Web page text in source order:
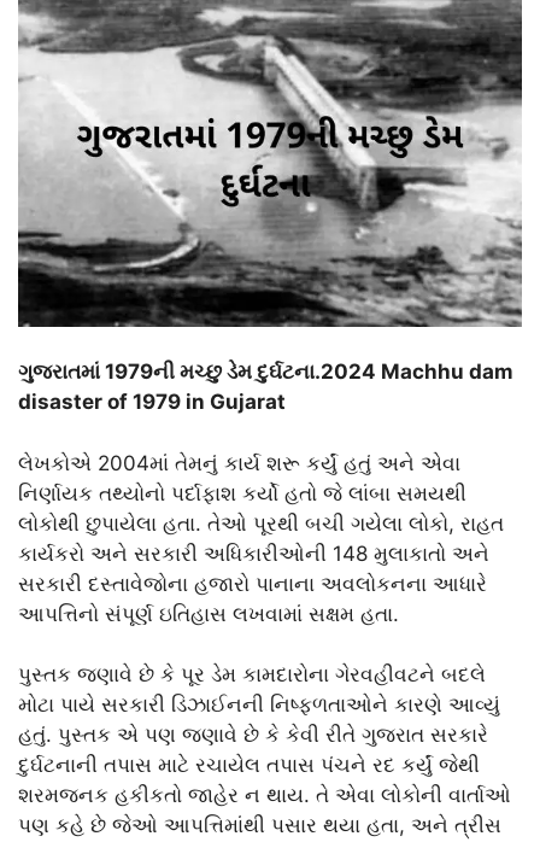
ગુજરાતમાં 1979ની મચ્છુ ડેમ દુર્ઘટના.2024 Machhu dam
disaster of 1979 in Gujarat
લેખકોએ 2004માં તેમનું કાર્ય શરૂ કર્યું હતું અને એવા
નિર્ણાયક તથ્યોનો પર્દાફાશ કર્યો હતો જે લાંબા સમયથી
લોકોથી છુપાયેલા હતા. તેઓ પૂરથી બચી ગયેલા લોકો, રાહત
કાર્યકરો અને સરકારી અધિકારીઓની 148 મુલાકાતો અને
સરકારી દસ્તાવેજોના હજારો પાનાના અવલોકનના આધારે
આપત્તિનો સંપૂર્ણ ઇતિહાસ લખવામાં સક્ષમ હતા.
પુસ્તક જણાવે છે કે પૂર ડેમ કામદારોના ગેરવહીવટને બદલે
મોટા પાયે સરકારી ડિઝાઈનની નિષ્ફળતાઓને કારણે આવ્યું
હતું. પુસ્તક એ પણ જણાવે છે કે કેવી રીતે ગુજરાત સરકારે
દુર્ઘટનાની તપાસ માટે રચાયેલ તપાસ પંચને રદ કર્યું જેથી
શરમજનક હકીકતો જાહેર ન થાય. તે એવા લોકોની વાર્તાઓ
પણ કહે છે જેઓ આપત્તિમાંથી પસાર થયા હતા, અને ત્રીસ